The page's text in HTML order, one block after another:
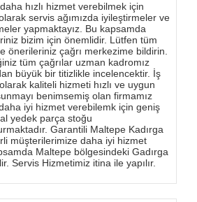
hızlı hizmet verebilmek için
servis ağımızda iyileştirmeler ve
yapmaktayız. Bu kapsamda
bizim için önemlidir. Lütfen tüm
önerileriniz çağrı merkezime bildirin.
tüm çağrılar uzman kadromız
büyük bir titizlikle incelencektir. İş
kaliteli hizmeti hızlı ve uygun
benimsemiş olan firmamız
iyi hizmet verebilemk için geniş
yedek parça stoğu
Garantili Maltepe Kadırga
müşterilerimize daha iyi hizmet
Maltepe bölgesindeki Gadırga
Servis Hizmetimiz itina ile yapılır.